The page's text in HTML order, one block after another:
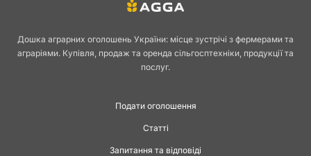
Дошка аграрних оголошень України: місце зустрічі з фермерами та
аграріями. Купівля, продаж та оренда сільгосптехніки, продукції та
послуг.
Подати оголошення
Статті
Запитання та відповіді